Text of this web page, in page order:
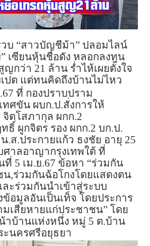
วบ “สาวบัญชีม้า” ปลอมไลน์
เซียนหุ้นชื่อดัง หลอกลงทุน
ญกว่า 21 ล้าน ร่ำไห้เผยตั้งใจ
ปต แต่ทนคิดถึงบ้านไม่ไหว
ที่ กองปราบปราม
ศขัน ผบก.ป.สั่งการให้
จิตโสภากุล ผกก.2
ธิ์ ผูกจิตร รอง ผกก.2 บก.ป.
.ส.ประกายแก้ว ธงชัย อายุ 25
าลอาญากรุงเทพใต้ ที่
ที่ 5 เม.ย.67 ข้อหา “ร่วมกัน
น,ร่วมกันฉ้อโกงโดยแสดงตน
ะร่วมกันนำเข้าสู่ระบบ
อมูลอันเป็นเท็จ โดยประการ
เสียหายแก่ประชาชน” โดย
าบ้านแห่งหนึ่ง หมู่ 5 ต.บ้าน
ะนครศรีอยุธยา